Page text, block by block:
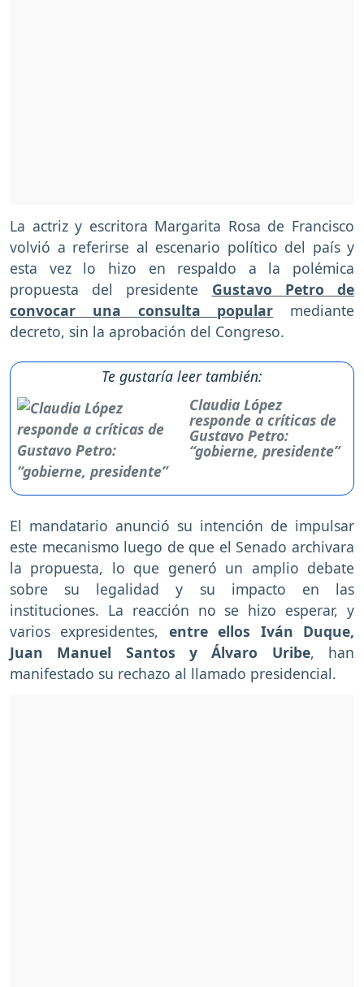
La actriz y escritora Margarita Rosa de Francisco
volvió a referirse al escenario político del país y
esta vez lo hizo en respaldo a la polémica
propuesta del presidente Gustavo Petro de
convocar una consulta popular mediante
decreto, sin la aprobación del Congreso.
Te gustaría leer también:
Claudia López
responde a críticas de
Gustavo Petro:
“gobierne, presidente”
El mandatario anunció su intención de impulsar
este mecanismo luego de que el Senado archivara
la propuesta, lo que generó un amplio debate
sobre su legalidad y su impacto en las
instituciones. La reacción no se hizo esperar, y
varios expresidentes, entre ellos Iván Duque,
Juan Manuel Santos y Álvaro Uribe, han
manifestado su rechazo al llamado presidencial.